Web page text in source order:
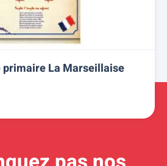
primaire La Marseillaise